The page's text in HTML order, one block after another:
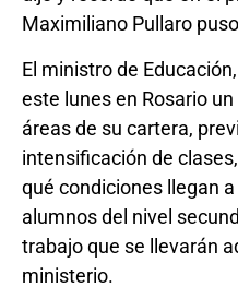
Maximiliano Pullaro
El ministro de
este lunes en Rosario
áreas de su cartera,
intensificación de
qué condiciones llegan
alumnos del nivel
trabajo que se llevarán
ministerio.